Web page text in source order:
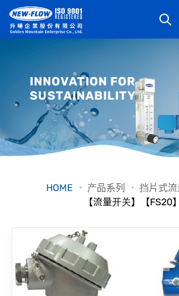
最新消息
知识文章
档案下载
联络我们
INNOVATION FOR
SUSTAINABILITY
HOME 产品系列
挡片式
【流量开关】【FS20】